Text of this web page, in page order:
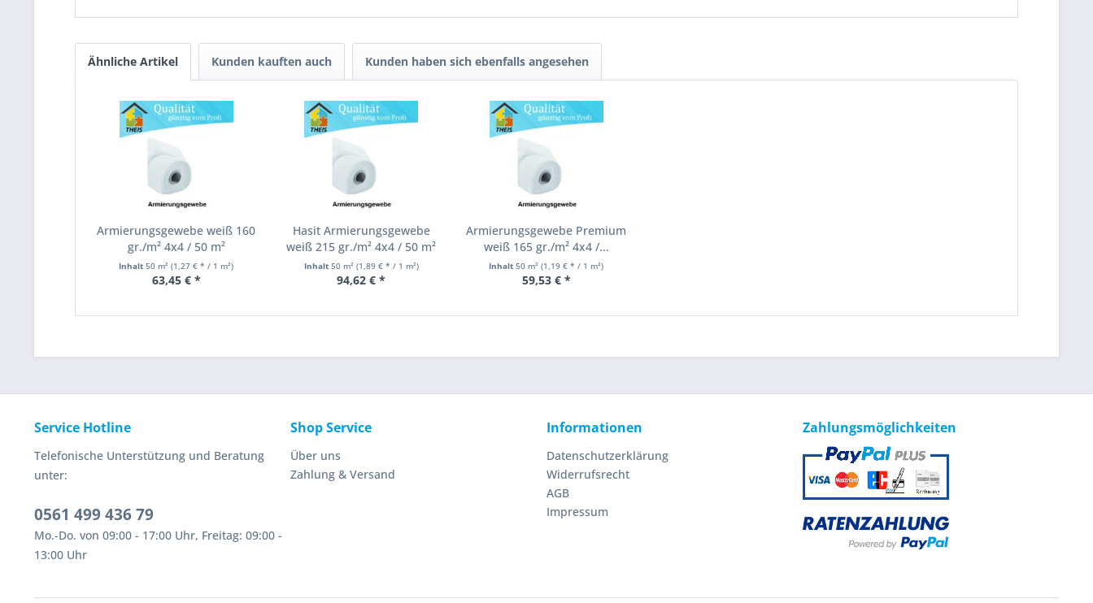
Ähnliche Artikel Kunden kauften auch Kunden haben sich ebenfalls angesehen
Armierungsgewebe weiß 160
gr./m² 4x4 / 50 m²
Inhalt50 m²(1,27 € * / 1 m²)
63,45 € *
Hasit Armierungsgewebe
weiß 215 gr./m² 4x4 / 50 m²
Inhalt 50 m² (1,89 € * / 1 m²)
94,62 € *
Armierungsgewebe Premium
weiß 165 gr./m² 4x4 /...
Inhalt50 m²(1,19 € * / 1 m²)
59,53 € *
Service Hotline
Telefonische Unterstützung und Beratung
unter:
0561 499 436 79
Mo.-Do. von 09:00 - 17:00 Uhr, Freitag: 09:00 -
13:00 Uhr
Shop Service
Über uns
Zahlung & Versand
Informationen
Datenschutzerklärung
Widerrufsrecht
AGB
Impressum
Zahlungsmöglichkeiten